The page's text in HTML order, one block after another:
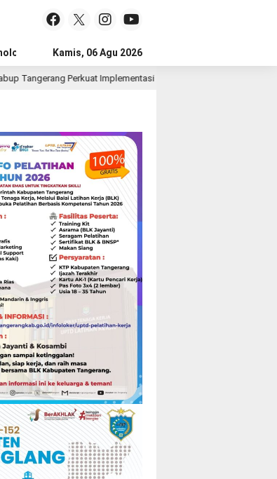
Advertorial Tips
Kamis, 06 Agu 2026
Implementasi Hak Anak Melalui Pelatihan Permainan Tradisional